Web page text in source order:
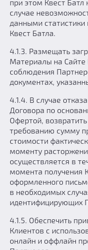
при этом Квест Батл
случае
данными
Квест Батла.
4.1.3. Размещать
Материалы на Сайте
соблюдения
документах,
4.1.4. В случае
Договора по
Офертой,
требованию сумму
стоимости
моменту
осуществляется в
момента получения
оформленного
в необходимых
идентифицирующих
4.1.5. Обеспечить
Клиентов с
онлайн и оффлайн